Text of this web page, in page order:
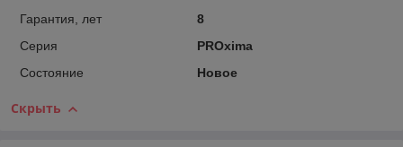
Гарантия, лет
8
Серия
PROxima
Состояние
Новое
Скрыть